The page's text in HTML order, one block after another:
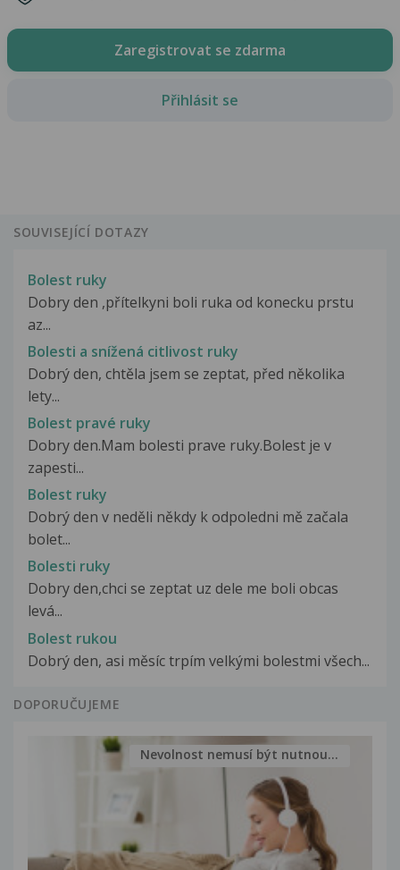
Zaregistrovat se zdarma
Přihlásit se
SOUVISEJÍCÍ DOTAZY
Bolest ruky
Dobry den ,přítelkyni boli ruka od konecku prstu
az...
Bolesti a snížená citlivost ruky
Dobrý den, chtěla jsem se zeptat, před několika
lety...
Bolest pravé ruky
Dobry den.Mam bolesti prave ruky.Bolest je v
zapesti...
Bolest ruky
Dobrý den v neděli někdy k odpoledni mě začala
bolet...
Bolesti ruky
Dobry den,chci se zeptat uz dele me boli obcas
levá...
Bolest rukou
Dobrý den, asi měsíc trpím velkými bolestmi všech...
DOPORUČUJEME
Nevolnost nemusí být nutnou...